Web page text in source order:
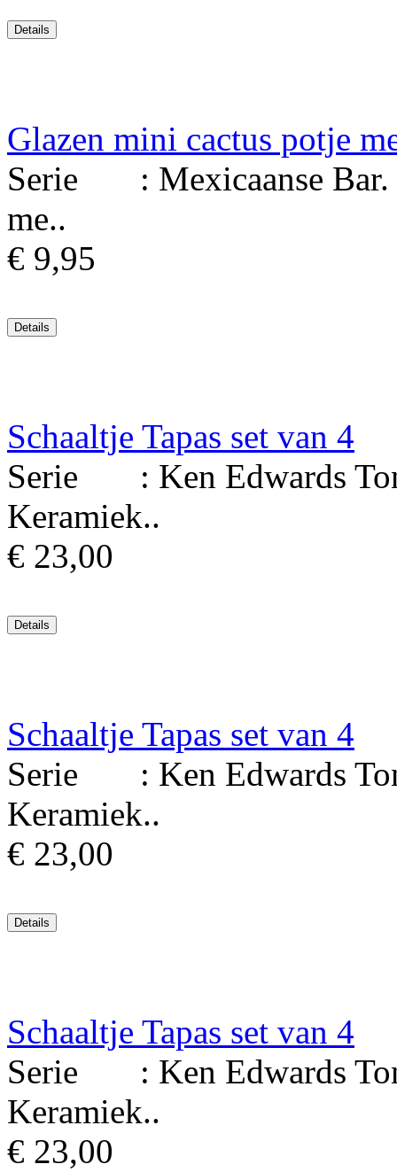
Glazen mini cactus potje
Serie : Mexicaanse Bar.
me..
€ 9,95
Schaaltje Tapas set van 4
Serie : Ken Edwards
Keramiek..
€ 23,00
Schaaltje Tapas set van 4
Serie : Ken Edwards
Keramiek..
€ 23,00
Schaaltje Tapas set van 4
Serie : Ken Edwards
Keramiek..
€ 23,00